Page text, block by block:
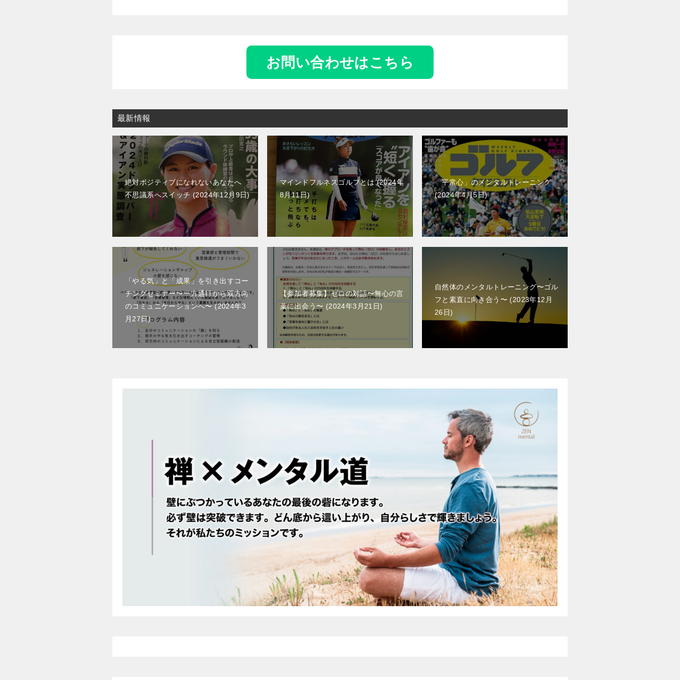
お問い合わせはこちら
最新情報
絶対ポジティブになれないあなたへ
不思議系へスイッチ
2024年12月9日
マインドフルネスゴルフとは
2024年
8月11日
「平常心」のメンタルトレーニング
2024年4月5日
「やる気」と「成果」を引き出すコー
チングセミナー〜一方通行から双方向
のコミュニケーションへ〜
2024年3
月27日
【参加者募集】ゼロの対話〜無心の言
葉に出会う〜
2024年3月21日
自然体のメンタルトレーニング〜ゴル
フと素直に向き合う〜
2023年12月
26日